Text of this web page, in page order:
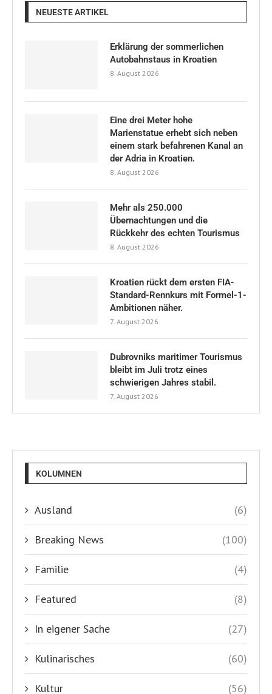
NEUESTE ARTIKEL
Erklärung der sommerlichen
Autobahnstaus in Kroatien
8. August 2026
Eine drei Meter hohe
Marienstatue erhebt sich neben
einem stark befahrenen Kanal an
der Adria in Kroatien.
8. August 2026
Mehr als 250.000
Übernachtungen und die
Rückkehr des echten Tourismus
8. August 2026
Kroatien rückt dem ersten FIA-
Standard-Rennkurs mit Formel-1-
Ambitionen näher.
7. August 2026
Dubrovniks maritimer Tourismus
bleibt im Juli trotz eines
schwierigen Jahres stabil.
7. August 2026
KOLUMNEN
Ausland (6)
Breaking News (100)
Familie (4)
Featured (8)
In eigener Sache (27)
Kulinarisches (60)
Kultur (56)